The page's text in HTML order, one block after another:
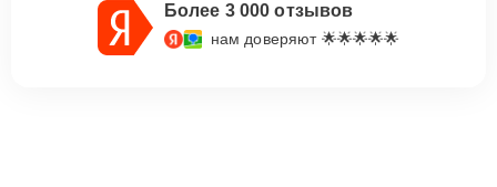
Более 3 000 отзывов
нам доверяют 🌟🌟🌟🌟🌟